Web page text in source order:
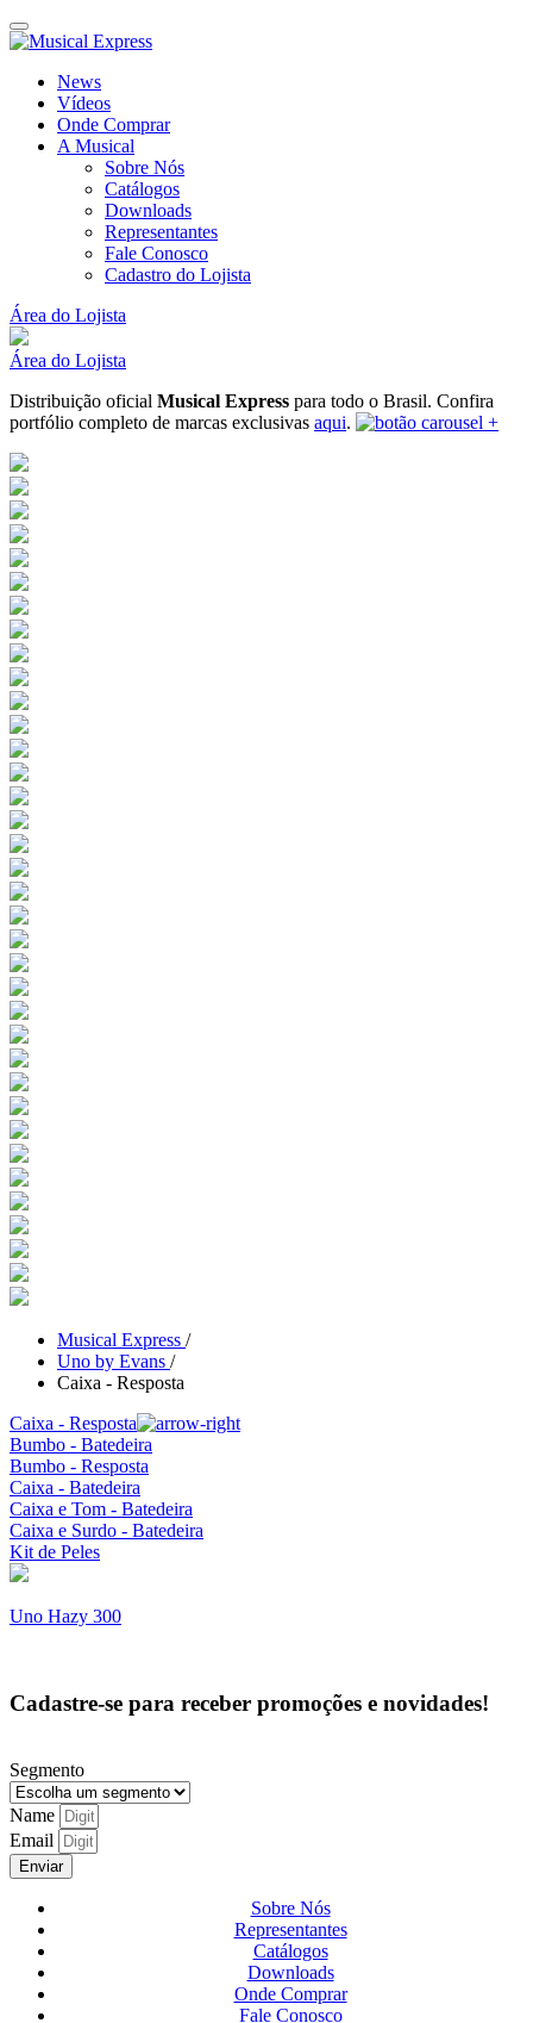
News
Vídeos
Onde Comprar
A Musical
Sobre Nós
Catálogos
Downloads
Representantes
Fale Conosco
Cadastro do Lojista
Área do Lojista
Área do Lojista
Distribuição oficial Musical Express para todo o Brasil. Confira
portfólio completo de marcas exclusivas aqui.
Musical Express /
Uno by Evans /
Caixa - Resposta
Caixa - Resposta
Bumbo - Batedeira
Bumbo - Resposta
Caixa - Batedeira
Caixa e Tom - Batedeira
Caixa e Surdo - Batedeira
Kit de Peles
Uno Hazy 300
Cadastre-se para receber promoções e novidades!
Segmento
Name
Email
Enviar
Sobre Nós
Representantes
Catálogos
Downloads
Onde Comprar
Fale Conosco